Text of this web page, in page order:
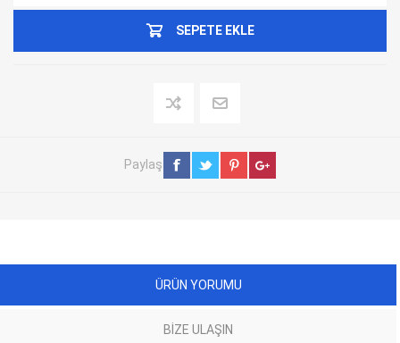
SEPETE EKLE
Paylaş
ÜRÜN YORUMU
BIZE ULAŞIN